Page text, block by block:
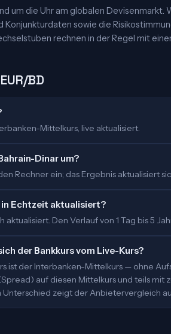
um die Uhr am globalen
Konjunkturdaten sowie die
rechnen in der Regel mit
BD
Mittelkurs, live aktualisiert.
Dinar um?
Rechner ein; das Ergebnis aktualisiert
Echtzeit aktualisiert?
aktualisiert. Den Verlauf von 1 Tag bis 5
der Bankkurs vom Live-Kurs?
ist der Interbanken-Mittelkurs — ohne
auf diesen Mittelkurs und teils mit
Unterschied zeigt der Anbietervergleich